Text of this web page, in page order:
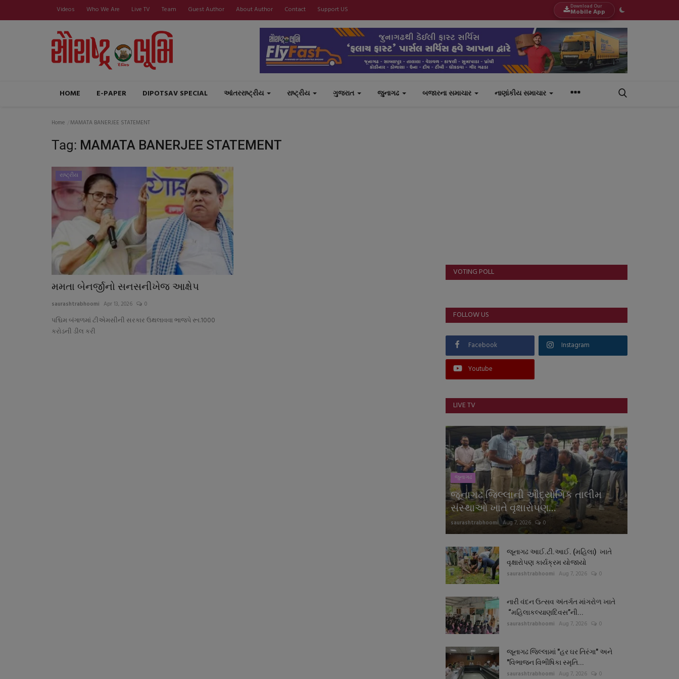
Videos Who We Are Live TV Team Guest Author About Author Contact Support US Download Our
Mobile App
HOME E-PAPER DIPOTSAV SPECIAL આંતરરાષ્ટ્રીય રાષ્ટ્રીય ગુજરાત જુનાગઢ બજારના સમાચાર નાણાંકીય સમાચાર
Home MAMATA BANERJEE STATEMENT
Tag: MAMATA BANERJEE STATEMENT
રાષ્ટ્રીય
મમતા બેનર્જીનો સનસનીખેજ આક્ષેપ
saurashtrabhoomi Apr 13, 2026 0
પશ્ચિમ બંગાળમાં ટીએમસીની સરકાર ઉથલાવવા ભાજપે રૂા.1000
કરોડની ડીલ કરી
VOTING POLL
FOLLOW US
Facebook Instagram
Youtube
LIVE TV
જુનાગઢ
જૂનાગઢ જિલ્લાની ઔદ્યોગિક તાલીમ
સંસ્થાઓ ખાતે વૃક્ષારોપણ...
saurashtrabhoomi Aug 7, 2026 0
જૂનાગઢ આઈ.ટી.આઈ. (મહિલા) ખાતે
વૃક્ષારોપણ કાર્યક્રમ યોજાયો
saurashtrabhoomi Aug 7, 2026 0
નારી વંદન ઉત્સવ અંતર્ગત માંગરોળ ખાતે
“મહિલાકલ્યાણદિવસ”ની...
saurashtrabhoomi Aug 7, 2026 0
જૂનાગઢ જિલ્લામાં "હર ઘર તિરંગા" અને
"વિભાજન વિભીષિકા સ્મૃતિ...
saurashtrabhoomi Aug 7, 2026 0